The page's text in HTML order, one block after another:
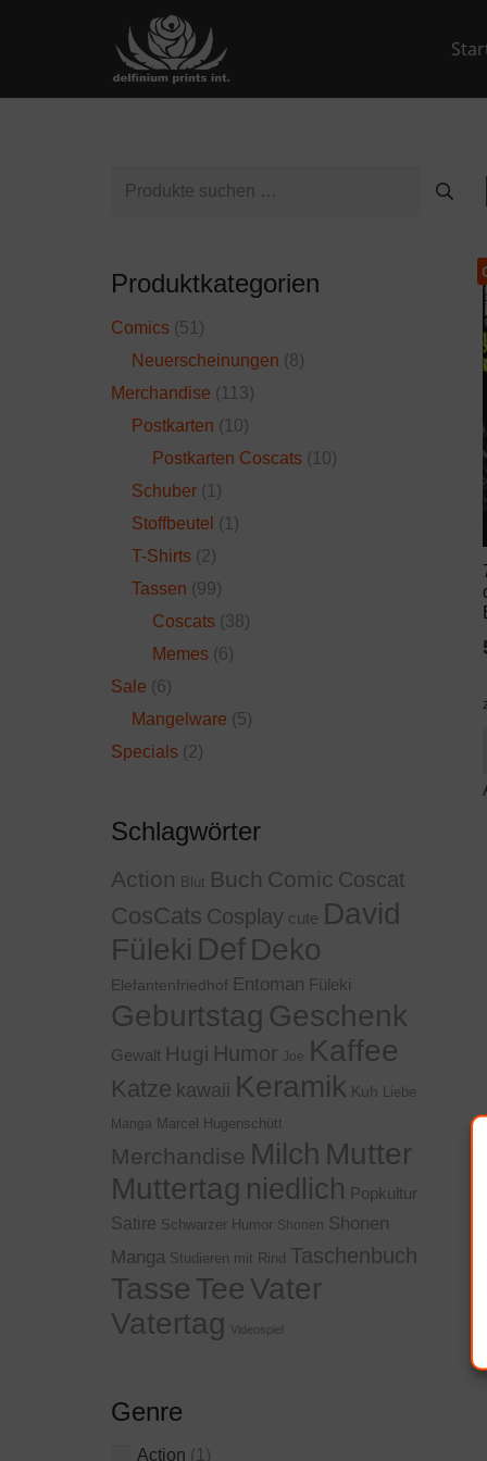
Suchen
Produktkategorien
Comics (51)
Neuerscheinungen (8)
Merchandise (113)
Postkarten (10)
Postkarten Coscats (10)
Schuber (1)
Stoffbeutel (1)
T-Shirts (2)
Tassen (99)
Coscats (38)
Memes (6)
Sale (6)
Mangelware (5)
Specials (2)
Schlagwörter
Action Blut Buch Comic Coscat
CosCats Cosplay cute David
Füleki Def Deko
Elefantenfriedhof Entoman Füleki
Geburtstag Geschenk
Gewalt Hugi Humor Joe Kaffee
Katze kawaii Keramik Kuh Liebe
Manga Marcel Hugenschütt
Merchandise Milch Mutter
Muttertag niedlich Popkultur
Satire Schwarzer Humor Shonen Shonen
Manga Studieren mit Rind Taschenbuch
Tasse Tee Vater
Vatertag
Videospiel
Genre
Action (1)